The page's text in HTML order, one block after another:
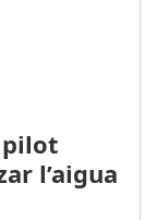
pilot
l’aigua